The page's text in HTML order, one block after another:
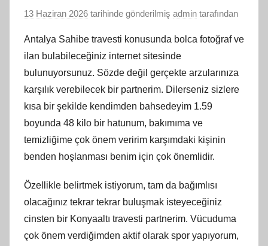
13 Haziran 2026 tarihinde gönderilmiş admin tarafından
Antalya Sahibe travesti konusunda bolca fotoğraf ve
ilan bulabileceğiniz internet sitesinde
bulunuyorsunuz. Sözde değil gerçekte arzularınıza
karşılık verebilecek bir partnerim. Dilerseniz sizlere
kısa bir şekilde kendimden bahsedeyim 1.59
boyunda 48 kilo bir hatunum, bakımıma ve
temizliğime çok önem veririm karşımdaki kişinin
benden hoşlanması benim için çok önemlidir.
Özellikle belirtmek istiyorum, tam da bağımlısı
olacağınız tekrar tekrar buluşmak isteyeceğiniz
cinsten bir Konyaaltı travesti partnerim. Vücuduma
çok önem verdiğimden aktif olarak spor yapıyorum,